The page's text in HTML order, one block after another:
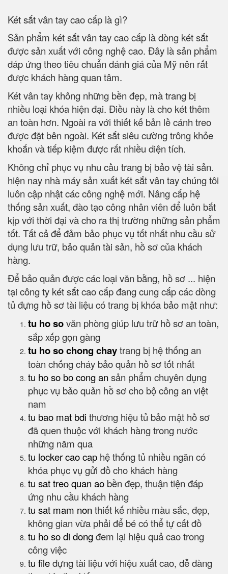
Két sắt vân tay cao cấp là gì?
Sản phẩm két sắt vân tay cao cấp là dòng két sắt
được sản xuất với công nghệ cao. Đây là sản phẩm
đáp ứng theo tiêu chuẩn đánh giá của Mỹ nên rất
được khách hàng quan tâm.
Két vân tay không những bền đẹp, mà trang bị
nhiều loại khóa hiện đại. Điều này là cho két thêm
an toàn hơn. Ngoài ra với thiết kế bản lề cánh treo
được đặt bên ngoài. Két sắt siêu cường trông khỏe
khoắn và tiếp kiệm được rất nhiều diện tích.
Không chỉ phục vụ nhu cầu trang bị bảo vệ tài sản.
hiện nay nhà máy sản xuất két sắt vân tay chúng tôi
luôn cập nhật các công nghệ mới. Nâng cấp hệ
thống sản xuất, đào tạo công nhân viên để luôn bắt
kịp với thời đại và cho ra thị trường những sản phẩm
tốt. Tất cả để đảm bảo phục vụ tốt nhất nhu cầu sử
dụng lưu trữ, bảo quản tài sản, hồ sơ của khách
hàng.
Để bảo quản được các loại văn bằng, hồ sơ ... hiện
tại công ty két sắt cao cấp đang cung cấp các dòng
tủ đựng hồ sơ tài liệu có trang bị khóa bảo mật như:
tu ho sovăn phòng giúp lưu trữ hồ sơ an toàn,
sắp xếp gọn gàng
tu ho so chong chaytrang bị hệ thống an
toàn chống cháy bảo quản hồ sơ tốt nhất
tu ho so bo cong an sản phẩm chuyên dụng
phục vụ bảo quản hồ sơ cho bộ công an việt
nam
tu bao mat bdi thương hiệu tủ bảo mật hồ sơ
đã quen thuộc với khách hàng trong nước
những năm qua
tu locker cao cap hệ thống tủ nhiều ngăn có
khóa phục vụ gửi đồ cho khách hàng
tu sat treo quan ao bền đẹp, thuận tiện đáp
ứng nhu cầu khách hàng
tu sat mam non thiết kế nhiều màu sắc, đẹp,
không gian vừa phải để bé có thể tự cất đồ
tu ho so di dongđem lại hiệu quả cao trong
công việc
tu fileđựng tài liệu với hiệu xuất cao, dễ dàng